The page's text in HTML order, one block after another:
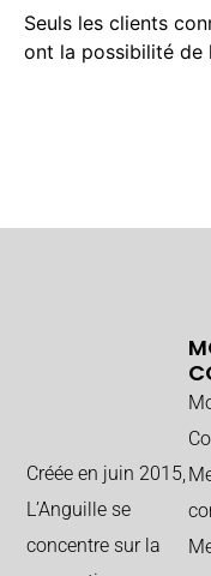
Seuls les clients
ont la possibilité de
Créée en juin 2015,
L’Anguille se
concentre sur la